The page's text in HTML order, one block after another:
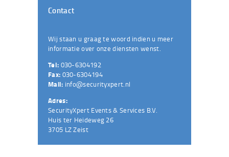
Contact
Wij staan u graag te woord indien u meer
informatie over onze diensten wenst.
Tel: 030-6304192
Fax: 030-6304194
Mail: info@securityxpert.nl
Adres:
SecurityXpert Events & Services B.V.
Huis ter Heideweg 26
3705 LZ Zeist